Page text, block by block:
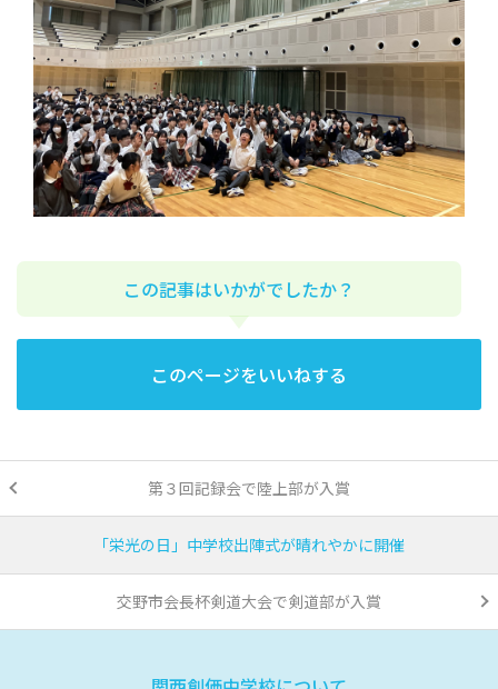
この記事はいかがでしたか？
このページをいいねする
第３回記録会で陸上部が入賞
「栄光の日」中学校出陣式が晴れやかに開催
交野市会長杯剣道大会で剣道部が入賞